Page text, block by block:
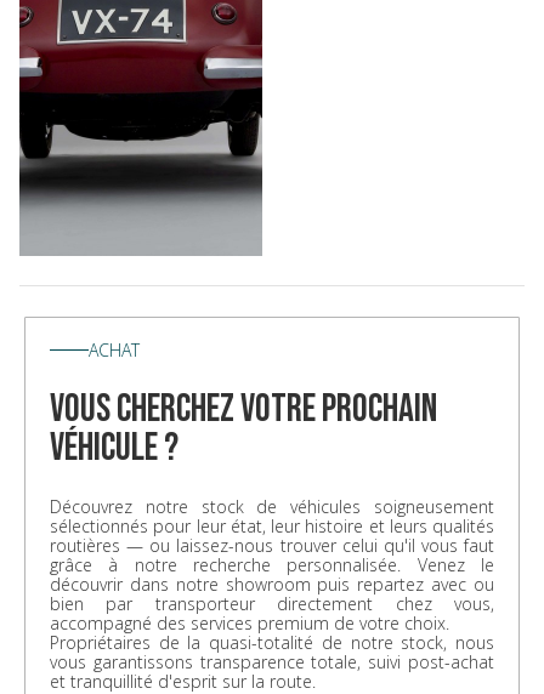
ACHAT
vous cherchez votre prochain
véhicule ?
Découvrez notre stock de véhicules soigneusement
sélectionnés pour leur état, leur histoire et leurs qualités
routières — ou laissez-nous trouver celui qu'il vous faut
grâce à notre recherche personnalisée. Venez le
découvrir dans notre showroom puis repartez avec ou
bien par transporteur directement chez vous,
accompagné des services premium de votre choix.
Propriétaires de la quasi-totalité de notre stock, nous
vous garantissons transparence totale, suivi post-achat
et tranquillité d'esprit sur la route.